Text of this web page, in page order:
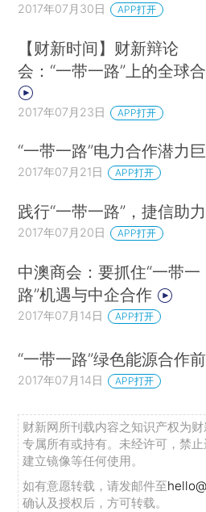
2017年07月30日 APP打开
【财新时间】财新辩论
会：“一带一路”上的全球
2017年07月23日 APP打开
“一带一路”电力合作潜力
2017年07月21日 APP打开
践行“一带一路”，捷信助
2017年07月20日 APP打开
中澳商会：要抓住“一带一
路”机遇与中企合作
2017年07月14日 APP打开
“一带一路”绿色能源合作
2017年07月14日 APP打开
财新网所刊载内容之知识产权为
专属所有或持有。未经许可，禁
建立镜像等任何使用。
如有意愿转载，请发邮件至
确认及授权后，方可转载。